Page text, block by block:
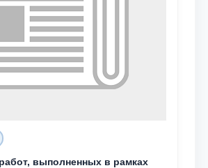
выполненных в рамках